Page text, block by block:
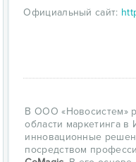
Официальный сайт:
В ООО «Новосистем»
области маркетинга в
инновационные
посредством